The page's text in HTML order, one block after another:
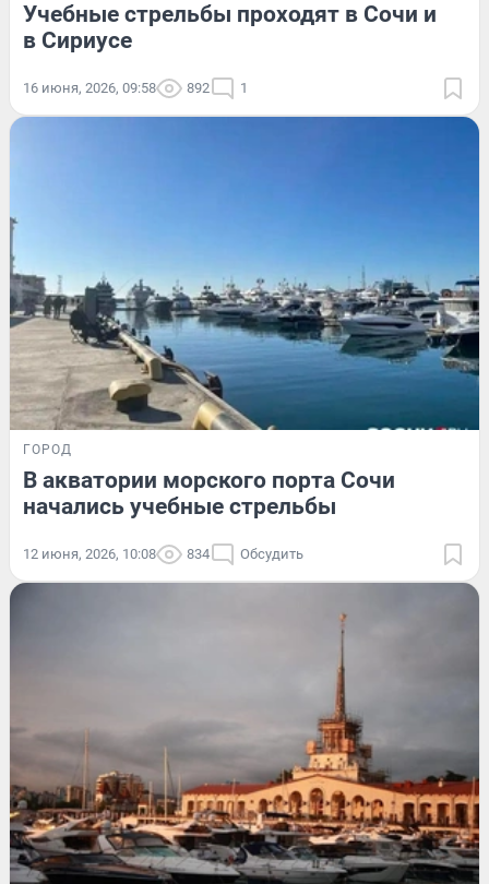
Учебные стрельбы проходят в Сочи и
в Сириусе
16 июня, 2026, 09:58 892 1
ГОРОД
В акватории морского порта Сочи
начались учебные стрельбы
12 июня, 2026, 10:08 834 Обсудить